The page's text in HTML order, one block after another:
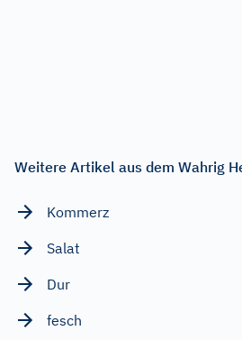
Weitere Artikel aus dem Wahrig
Kommerz
Salat
Dur
fesch